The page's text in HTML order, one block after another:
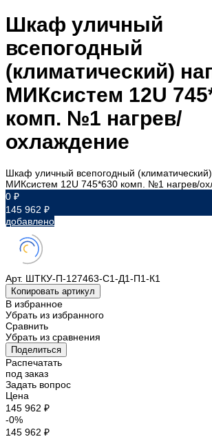
Шкаф уличный
всепогодный
(климатический)
МИКсистем 12U
комп. №1 нагрев/
охлаждение
Шкаф уличный всепогодный
МИКсистем 12U 745*630 комп. №1 нагрев/
0 ₽
145 962 ₽
добавлено
Арт. ШТКУ-П-127463-С1-Д1-П1-К1
Копировать артикул
В избранное
Убрать из избранного
Сравнить
Убрать из сравнения
Поделиться
Распечатать
под заказ
Задать вопрос
Цена
145 962 ₽
-0%
145 962 ₽